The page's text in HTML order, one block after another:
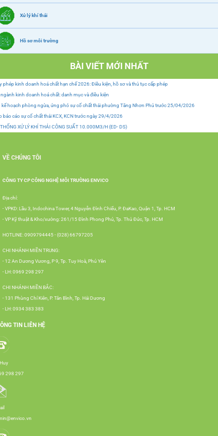
Xử lý khí thải
Hồ sơ môi trường
BÀI VIẾT MỚI NHẤT
phép kinh doanh hoá chất hạn chế 2026: Điều kiện, hồ sơ và thủ tục cấp phép
kinh doanh hoá chất: danh mục và điều kiện
kế hoạch phòng ngừa, ứng phó sự cố chất thải phường Tăng Nhơn Phú trước 25/04/2026
báo cáo sự cố chất thải KCX, KCN trước ngày 29/4/2026
XỬ LÝ KHÍ THẢI CÔNG SUẤT 10.000M3/H (ED- DS)
VỀ CHÚNG TÔI
CÔNG TY CP CÔNG NGHỆ MÔI TRƯỜNG ENVICO
Địa chỉ:
- VPKD: Lầu 3, Indochina Tower, 4 Nguyễn Đình Chiểu, P. ĐaKao, Quận 1, Tp. HCM
- VP Kỹ thuật & Kho/xưởng: 261/15 Đình Phong Phú, Tp. Thủ Đức, Tp. HCM
HOTLINE: 0909794445 - (028) 66797205
CHI NHÁNH MIỀN TRUNG:
- 12 An Dương Vương, P 9, Tp. Tuy Hoà, Phú Yên
- LH: 0969 298 297
CHI NHÁNH MIỀN BẮC:
- 131 Phùng Chí Kiên, P. Tân Bình, Tp. Hải Dương
- LH: 0934 383 383
TIN LIÊN HỆ
298 297